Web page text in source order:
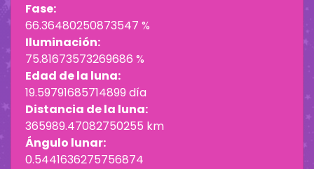
Fase:
66.36480250873547 %
Iluminación:
75.81673573269686 %
Edad de la luna:
19.59791685714899 día
Distancia de la luna:
365989.47082750255 km
Ángulo lunar:
0.5441636275756874